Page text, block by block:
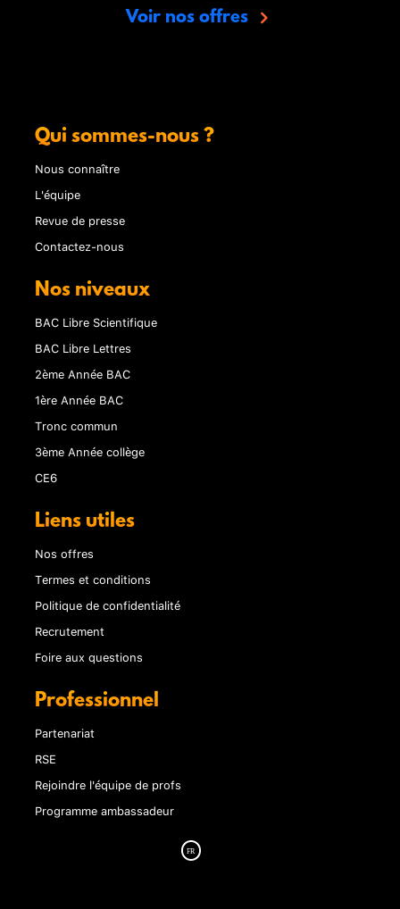
Voir nos offres
Qui sommes-nous ?
Nous connaître
L'équipe
Revue de presse
Contactez-nous
Nos niveaux
BAC Libre Scientifique
BAC Libre Lettres
2ème Année BAC
1ère Année BAC
Tronc commun
3ème Année collège
CE6
Liens utiles
Nos offres
Termes et conditions
Politique de confidentialité
Recrutement
Foire aux questions
Professionnel
Partenariat
RSE
Rejoindre l'équipe de profs
Programme ambassadeur